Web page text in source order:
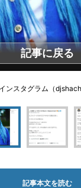
記事に戻る
ンスタグラム（
記事本文を読む